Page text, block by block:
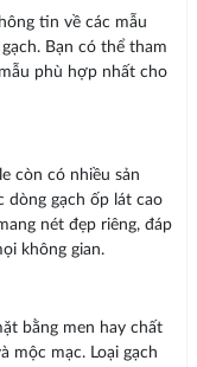
tin về các mẫu
Bạn có thể tham
phù hợp nhất cho
còn có nhiều sản
dòng gạch ốp lát cao
nét đẹp riêng, đáp
không gian.
bằng men hay chất
mộc mạc. Loại gạch